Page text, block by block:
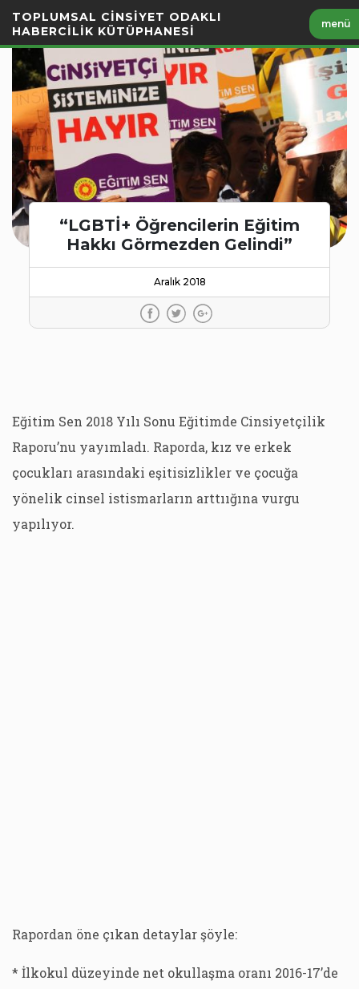
Geç
TOPLUMSAL CİNSİYET ODAKLI
HABERCİLİK KÜTÜPHANESİ
menü
“LGBTİ+ Öğrencilerin Eğitim
Hakkı Görmezden Gelindi”
Aralık 2018
Eğitim Sen 2018 Yılı Sonu Eğitimde Cinsiyetçilik
Raporu’nu yayımladı. Raporda, kız ve erkek
çocukları arasındaki eşitisizlikler ve çocuğa
yönelik cinsel istismarların arttıığına vurgu
yapılıyor.
Rapordan öne çıkan detaylar şöyle:
* İlkokul düzeyinde net okullaşma oranı 2016-17’de